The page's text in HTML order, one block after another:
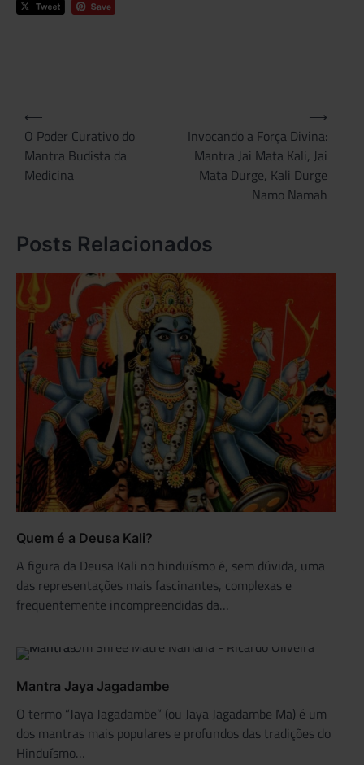
Navegação
de
Post
⟵
O Poder Curativo do
Mantra Budista da
Medicina
Invocando a Força Divina:
Mantra Jai Mata Kali, Jai
Mata Durge, Kali Durge
Namo Namah
⟶
Posts Relacionados
Quem é a Deusa Kali?
A figura da Deusa Kali no hinduísmo é, sem dúvida, uma
das representações mais fascinantes, complexas e
frequentemente incompreendidas da…
Mantra Jaya Jagadambe
O termo “Jaya Jagadambe” (ou Jaya Jagadambe Ma) é um
dos mantras mais populares e profundos das tradições do
Hinduísmo…